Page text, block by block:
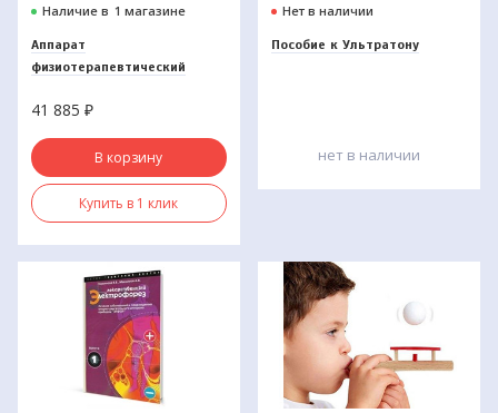
Наличие в 1 магазине
Аппарат
физиотерапевтический
41 885 ₽
В корзину
Купить в 1 клик
Нет в наличии
Пособие к Ультратону
нет в наличии